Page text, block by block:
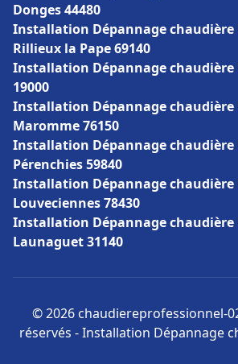
Donges 44480
Installation Dépannage chaudière
Rillieux la Pape 69140
Installation Dépannage chaudière
19000
Installation Dépannage chaudière
Maromme 76150
Installation Dépannage chaudière
Pérenchies 59840
Installation Dépannage chaudière
Louveciennes 78430
Installation Dépannage chaudière
Launaguet 31140
© 2026 chaudiereprofessionnel-
réservés - Installation Dépannage